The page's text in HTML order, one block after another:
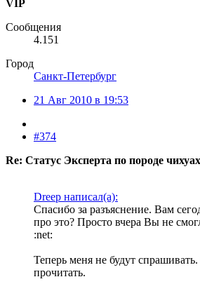
VIP
Сообщения
4.151
Город
Санкт-Петербург
21 Авг 2010 в 19:53
#374
Re: Статус Эксперта по породе
Dreep написал(а):
Спасибо за разъяснение. Вам
про это? Просто вчера Вы не
:net:
Теперь меня не будут
прочитать.